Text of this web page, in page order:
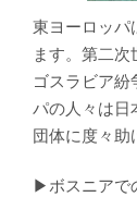
東ヨーロッパ
ます。第二
ゴスラビア紛
パの人々は日
団体に度々助
▶ボスニアで